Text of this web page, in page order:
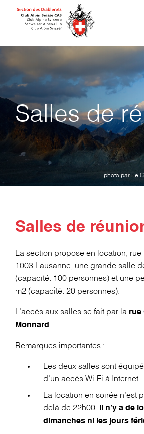
Salles de
photo par Le
Salles de
La section propose en location, rue
1003 Lausanne, une grande salle
(capacité: 100 personnes) et une
m2 (capacité: 20 personnes).
L’accès aux salles se fait par la rue
Monnard .
Remarques importantes :
Les deux salles sont
d’un accès Wi-Fi à Internet.
La location en soirée n’est
delà de 22h00.
Il n’y a de
dimanches ni les jours